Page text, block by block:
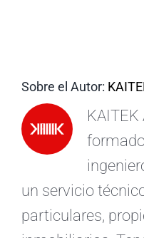
Sobre el Autor:
KAITEK
un servicio
particulares,